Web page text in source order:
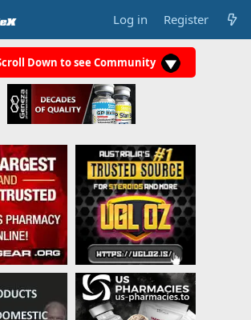
Log in Register
Down to see Community